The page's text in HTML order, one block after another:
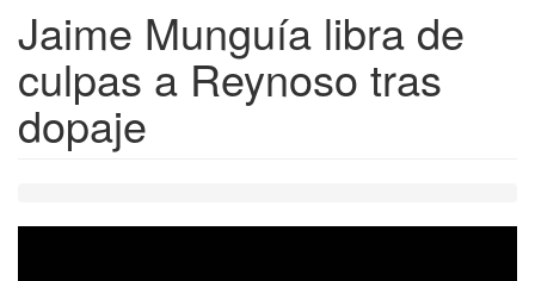
Jaime Munguía libra de
culpas a Reynoso tras
dopaje